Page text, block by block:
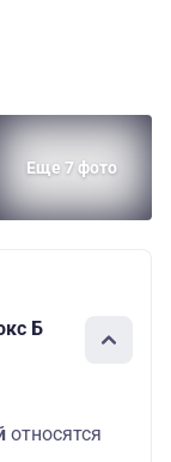
Еще 7 фото
Б
относятся